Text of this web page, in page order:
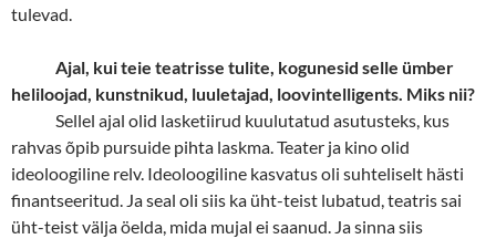
tulevad.
Ajal, kui teie teatrisse tulite, kogunesid selle ümber
heliloojad, kunstnikud, luuletajad, loovintelligents. Miks nii?
Sellel ajal olid lasketiirud kuulutatud asutusteks, kus
rahvas õpib pursuide pihta laskma. Teater ja kino olid
ideoloogiline relv. Ideoloogiline kasvatus oli suhteliselt hästi
finantseeritud. Ja seal oli siis ka üht-teist lubatud, teatris sai
üht-teist välja öelda, mida mujal ei saanud. Ja sinna siis